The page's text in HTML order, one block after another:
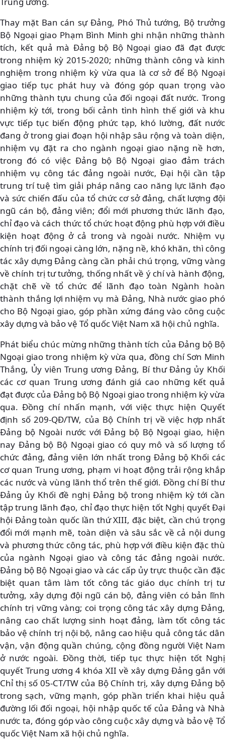
Thay mặt Ban cán sự Đảng, Phó Thủ tướng, Bộ trưởng
Bộ Ngoại giao Phạm Bình Minh ghi nhận những thành
tích, kết quả mà Đảng bộ Bộ Ngoại giao đã đạt được
trong nhiệm kỳ 2015-2020; những thành công và kinh
nghiệm trong nhiệm kỳ vừa qua là cơ sở để Bộ Ngoại
giao tiếp tục phát huy và đóng góp quan trọng vào
những thành tựu chung của đối ngoại đất nước. Trong
nhiệm kỳ tới, trong bối cảnh tình hình thế giới và khu
vực tiếp tục biến động phức tạp, khó lường, đất nước
đang ở trong giai đoạn hội nhập sâu rộng và toàn diện,
nhiệm vụ đặt ra cho ngành ngoại giao nặng nề hơn,
trong đó có việc Đảng bộ Bộ Ngoại giao đảm trách
nhiệm vụ công tác đảng ngoài nước, Đại hội cần tập
trung trí tuệ tìm giải pháp nâng cao năng lực lãnh đạo
và sức chiến đấu của tổ chức cơ sở đảng, chất lượng đội
ngũ cán bộ, đảng viên; đổi mới phương thức lãnh đạo,
chỉ đạo và cách thức tổ chức hoạt động phù hợp với điều
kiện hoạt động ở cả trong và ngoài nước. Nhiệm vụ
chính trị đối ngoại càng lớn, nặng nề, khó khăn, thì công
tác xây dựng Đảng càng cần phải chú trọng, vững vàng
về chính trị tư tưởng, thống nhất về ý chí và hành động,
chặt chẽ về tổ chức để lãnh đạo toàn Ngành hoàn
thành thắng lợi nhiệm vụ mà Đảng, Nhà nước giao phó
cho Bộ Ngoại giao, góp phần xứng đáng vào công cuộc
xây dựng và bảo vệ Tổ quốc Việt Nam xã hội chủ nghĩa.
Phát biểu chúc mừng những thành tích của Đảng bộ Bộ
Ngoại giao trong nhiệm kỳ vừa qua, đồng chí Sơn Minh
Thắng, Ủy viên Trung ương Đảng, Bí thư Đảng ủy Khối
các cơ quan Trung ương đánh giá cao những kết quả
đạt được của Đảng bộ Bộ Ngoại giao trong nhiệm kỳ vừa
qua. Đồng chí nhấn mạnh, với việc thực hiện Quyết
định số 209-QĐ/TW, của Bộ Chính trị về việc hợp nhất
Đảng bộ Ngoài nước với Đảng bộ Bộ Ngoại giao, hiện
nay Đảng bộ Bộ Ngoại giao có quy mô và số lượng tổ
chức đảng, đảng viên lớn nhất trong Đảng bộ Khối các
cơ quan Trung ương, phạm vi hoạt động trải rộng khắp
các nước và vùng lãnh thổ trên thế giới. Đồng chí Bí thư
Đảng ủy Khối đề nghị Đảng bộ trong nhiệm kỳ tới cần
tập trung lãnh đạo, chỉ đạo thực hiện tốt Nghị quyết Đại
hội Đảng toàn quốc lần thứ XIII, đặc biệt, cần chú trọng
đổi mới mạnh mẽ, toàn diện và sâu sắc về cả nội dung
và phương thức công tác, phù hợp với điều kiện đặc thù
của ngành Ngoại giao và công tác đảng ngoài nước.
Đảng bộ Bộ Ngoại giao và các cấp ủy trực thuộc cần đặc
biệt quan tâm làm tốt công tác giáo dục chính trị tư
tưởng, xây dựng đội ngũ cán bộ, đảng viên có bản lĩnh
chính trị vững vàng; coi trọng công tác xây dựng Đảng,
nâng cao chất lượng sinh hoạt đảng, làm tốt công tác
bảo vệ chính trị nội bộ, nâng cao hiệu quả công tác dân
vận, vận động quần chúng, cộng đồng người Việt Nam
ở nước ngoài. Đồng thời, tiếp tục thực hiện tốt Nghị
quyết Trung ương 4 khóa XII về xây dựng Đảng gắn với
Chỉ thị số 05-CT/TW của Bộ Chính trị, xây dựng Đảng bộ
trong sạch, vững mạnh, góp phần triển khai hiệu quả
đường lối đối ngoại, hội nhập quốc tế của Đảng và Nhà
nước ta, đóng góp vào công cuộc xây dựng và bảo vệ Tổ
quốc Việt Nam xã hội chủ nghĩa.